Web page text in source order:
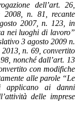
dell’art. 26,
n. 81, recante
2007, n. 123, in
nei luoghi di lavoro”
3 agosto 2009 n.
2013, n. 69, convertito
nonché dall’art. 13
con modifiche
alle parole “Le
applicano ai danni
delle imprese